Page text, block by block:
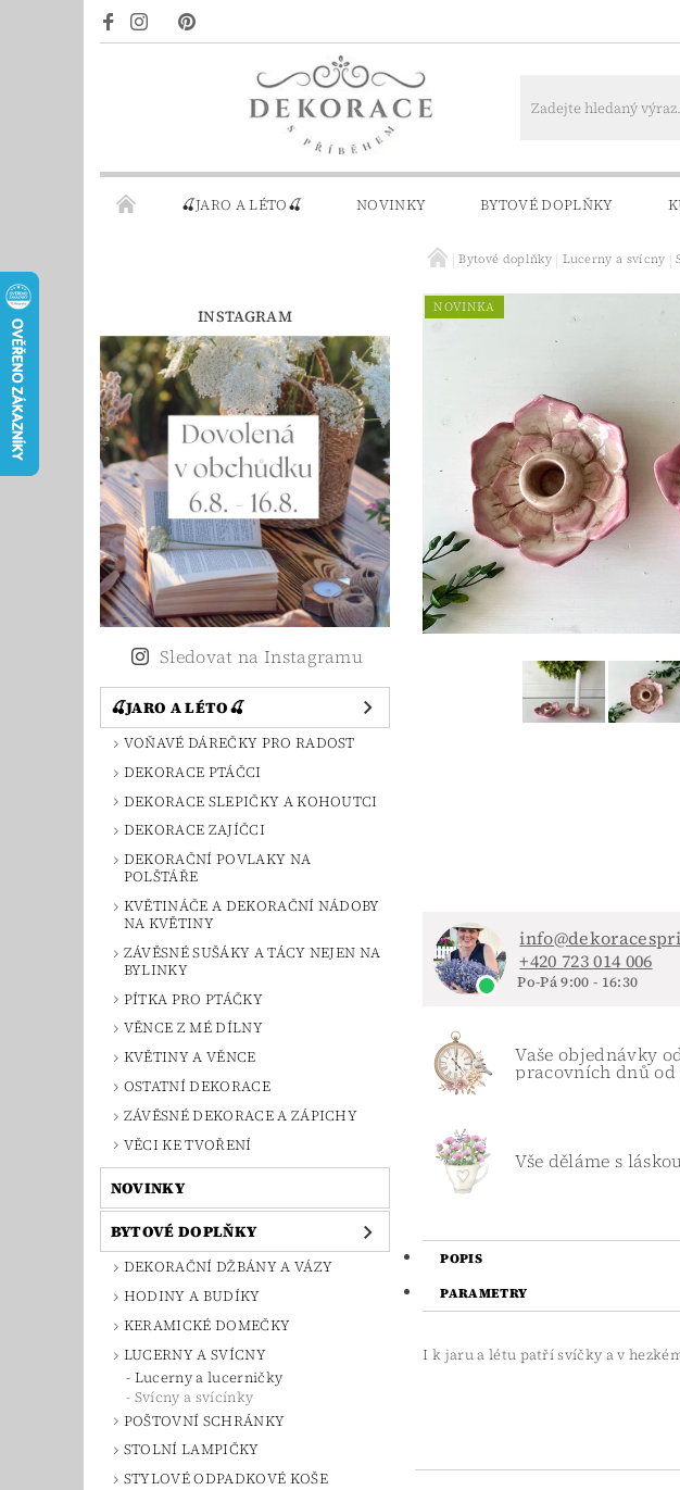
🍒JARO A LÉTO🍒 NOVINKY BYTOVÉ DOPLŇKY
PRO INSPIRACI KONTAKTY
INSTAGRAM
Sledovat na Instagramu
🍒JARO A LÉTO🍒
VOŇAVÉ DÁREČKY PRO RADOST
DEKORACE PTÁČCI
DEKORACE SLEPIČKY A KOHOUTCI
DEKORACE ZAJÍČCI
DEKORAČNÍ POVLAKY NA
POLŠTÁŘE
KVĚTINÁČE A DEKORAČNÍ NÁDOBY
NA KVĚTINY
ZÁVĚSNÉ SUŠÁKY A TÁCY NEJEN NA
BYLINKY
PÍTKA PRO PTÁČKY
VĚNCE Z MÉ DÍLNY
KVĚTINY A VĚNCE
OSTATNÍ DEKORACE
ZÁVĚSNÉ DEKORACE A ZÁPICHY
VĚCI KE TVOŘENÍ
NOVINKY
BYTOVÉ DOPLŇKY
DEKORAČNÍ DŽBÁNY A VÁZY
HODINY A BUDÍKY
KERAMICKÉ DOMEČKY
LUCERNY A SVÍCNY
Lucerny a lucerničky
Svícny a svícínky
POŠTOVNÍ SCHRÁNKY
STOLNÍ LAMPIČKY
STYLOVÉ ODPADKOVÉ KOŠE
Bytové doplňky Lucerny a svícny
NOVINKA
+420 723 014 006
Po-Pá 9:00 - 16:30
Vaše objednávky
pracovních dnů
Vše děláme s
POPIS
PARAMETRY
I k jaru a létu patří svíčky a v